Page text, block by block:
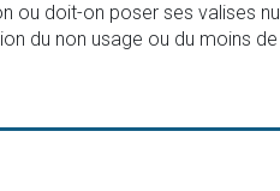
ou doit-on poser ses valises
du non usage ou du moins